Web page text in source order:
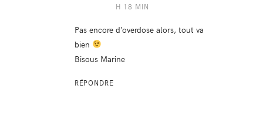
H 18 MIN
Pas encore d’overdose alors, tout va
bien
Bisous Marine
RÉPONDRE